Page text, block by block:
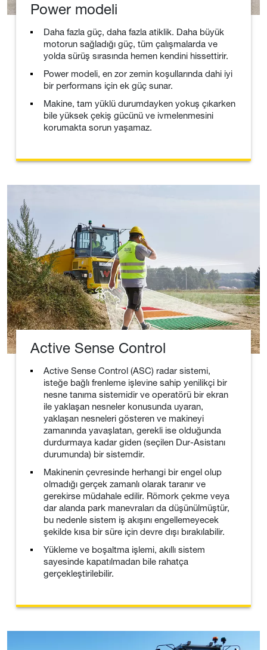
Power modeli
Daha fazla güç, daha fazla atiklik. Daha büyük
motorun sağladığı güç, tüm çalışmalarda ve
yolda sürüş sırasında hemen kendini hissettirir.
Power modeli, en zor zemin koşullarında dahi iyi
bir performans için ek güç sunar.
Makine, tam yüklü durumdayken yokuş çıkarken
bile yüksek çekiş gücünü ve ivmelenmesini
korumakta sorun yaşamaz.
Active Sense Control
Active Sense Control (ASC) radar sistemi,
isteğe bağlı frenleme işlevine sahip yenilikçi bir
nesne tanıma sistemidir ve operatörü bir ekran
ile yaklaşan nesneler konusunda uyaran,
yaklaşan nesneleri gösteren ve makineyi
zamanında yavaşlatan, gerekli ise olduğunda
durdurmaya kadar giden (seçilen Dur-Asistanı
durumunda) bir sistemdir.
Makinenin çevresinde herhangi bir engel olup
olmadığı gerçek zamanlı olarak taranır ve
gerekirse müdahale edilir. Römork çekme veya
dar alanda park manevraları da düşünülmüştür,
bu nedenle sistem iş akışını engellemeyecek
şekilde kısa bir süre için devre dışı bırakılabilir.
Yükleme ve boşaltma işlemi, akıllı sistem
sayesinde kapatılmadan bile rahatça
gerçekleştirilebilir.